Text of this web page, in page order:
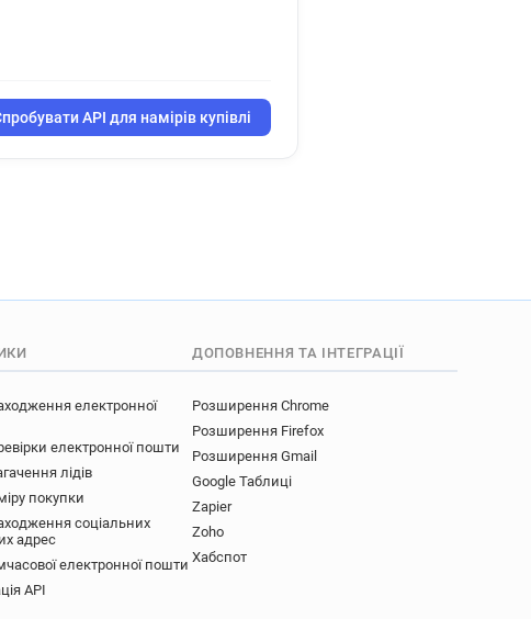
API для намірів купівлі
електронної
електронної пошти
лідів
покупки
соціальних
адрес
електронної пошти
API
ДОПОВНЕННЯ ТА ІНТЕГРАЦІЇ
Розширення Chrome
Розширення Firefox
Розширення Gmail
Google Таблиці
Zapier
Zoho
Хабспот